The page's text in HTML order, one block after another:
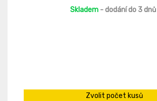
Skladem - dodání do 3 dnů
Zvolit počet kusů